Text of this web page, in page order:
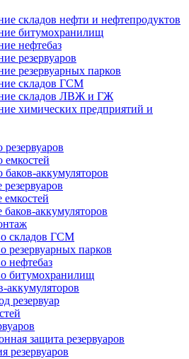
складов нефти и нефтепродуктов
битумохранилищ
нефтебаз
резервуаров
резервуарных парков
складов ГСМ
складов ЛВЖ и ГЖ
химических предприятий и
емкостей
баков-аккумуляторов
емкостей
баков-аккумуляторов
складов ГСМ
резервуарных парков
нефтебаз
битумохранилищ
аккумуляторов
резервуар
защита резервуаров
резервуаров